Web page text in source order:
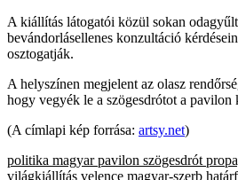
A kiállítás látogatói közül sokan
bevándorlásellenes konzultáció
osztogatják.
A helyszínen megjelent az olasz
hogy vegyék le a szögesdrótot a pavilon
(A címlapi kép forrása: artsy.net)
politika magyar pavilon szögesdrót
világkiállítás velence magyar-szerb